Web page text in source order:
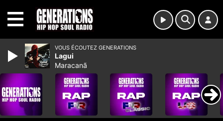
VOUS ÉCOUTEZ GENERATIONS
Lagui
Maracanã